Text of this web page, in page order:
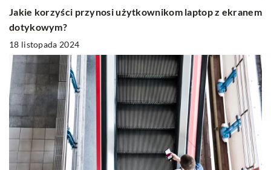
Jakie korzyści przynosi użytkownikom laptop z ekranem
dotykowym?
18 listopada 2024